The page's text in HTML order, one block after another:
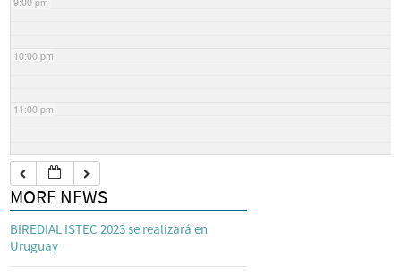
10:00 pm
11:00 pm
MORE NEWS
BIREDIAL ISTEC 2023 se realizará en
Uruguay